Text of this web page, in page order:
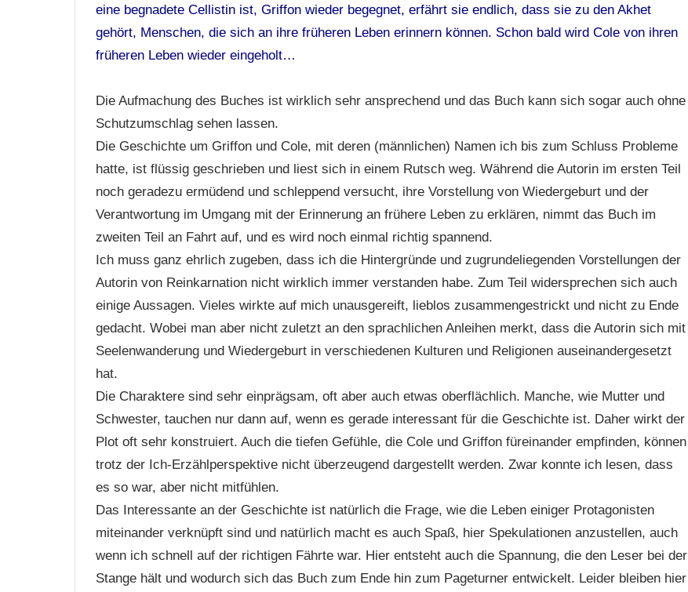
eine begnadete Cellistin ist, Griffon wieder begegnet, erfährt sie endlich, dass sie zu den Akhet
gehört, Menschen, die sich an ihre früheren Leben erinnern können. Schon bald wird Cole von ihren
früheren Leben wieder eingeholt…
Die Aufmachung des Buches ist wirklich sehr ansprechend und das Buch kann sich sogar auch ohne
Schutzumschlag sehen lassen.
Die Geschichte um Griffon und Cole, mit deren (männlichen) Namen ich bis zum Schluss Probleme
hatte, ist flüssig geschrieben und liest sich in einem Rutsch weg. Während die Autorin im ersten Teil
noch geradezu ermüdend und schleppend versucht, ihre Vorstellung von Wiedergeburt und der
Verantwortung im Umgang mit der Erinnerung an frühere Leben zu erklären, nimmt das Buch im
zweiten Teil an Fahrt auf, und es wird noch einmal richtig spannend.
Ich muss ganz ehrlich zugeben, dass ich die Hintergründe und zugrundeliegenden Vorstellungen der
Autorin von Reinkarnation nicht wirklich immer verstanden habe. Zum Teil widersprechen sich auch
einige Aussagen. Vieles wirkte auf mich unausgereift, lieblos zusammengestrickt und nicht zu Ende
gedacht. Wobei man aber nicht zuletzt an den sprachlichen Anleihen merkt, dass die Autorin sich mit
Seelenwanderung und Wiedergeburt in verschiedenen Kulturen und Religionen auseinandergesetzt
hat.
Die Charaktere sind sehr einprägsam, oft aber auch etwas oberflächlich. Manche, wie Mutter und
Schwester, tauchen nur dann auf, wenn es gerade interessant für die Geschichte ist. Daher wirkt der
Plot oft sehr konstruiert. Auch die tiefen Gefühle, die Cole und Griffon füreinander empfinden, können
trotz der Ich-Erzählperspektive nicht überzeugend dargestellt werden. Zwar konnte ich lesen, dass
es so war, aber nicht mitfühlen.
Das Interessante an der Geschichte ist natürlich die Frage, wie die Leben einiger Protagonisten
miteinander verknüpft sind und natürlich macht es auch Spaß, hier Spekulationen anzustellen, auch
wenn ich schnell auf der richtigen Fährte war. Hier entsteht auch die Spannung, die den Leser bei der
Stange hält und wodurch sich das Buch zum Ende hin zum Pageturner entwickelt. Leider bleiben hier